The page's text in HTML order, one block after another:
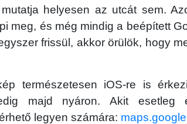
helyesen az utcát sem.
meg, és még mindig a beépített
frissül, akkor örülök, hogy
természetesen iOS-re is
majd nyáron. Akit esetleg
legyen számára: